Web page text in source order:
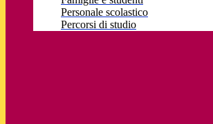
Personale scolastico
Percorsi di studio